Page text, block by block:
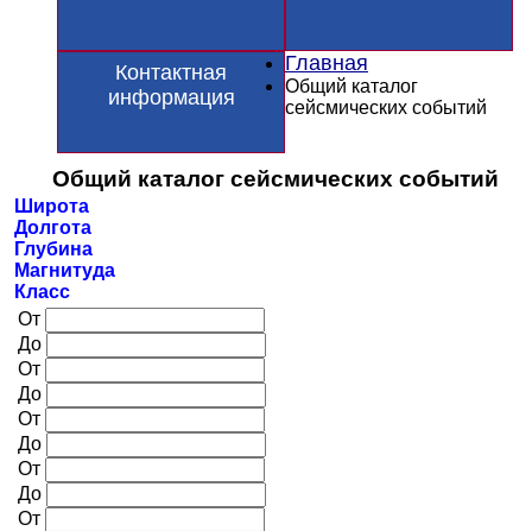
Контактная
информация
Главная
Общий каталог
сейсмических событий
Общий каталог сейсмических событий
Широта
Долгота
Глубина
Магнитуда
Класс
От
До
От
До
От
До
От
До
От